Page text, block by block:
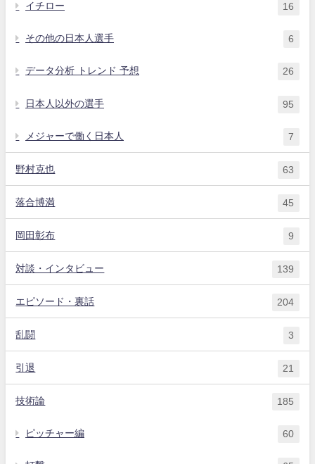
イチロー 16
その他の日本人選手 6
データ分析 トレンド 予想 26
日本人以外の選手 95
メジャーで働く日本人 7
野村克也 63
落合博満 45
岡田彰布 9
対談・インタビュー 139
エピソード・裏話 204
乱闘 3
引退 21
技術論 185
ピッチャー編 60